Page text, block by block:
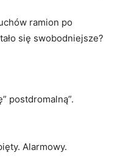
ramion po
się swobodniejsze?
postdromalną”.
Alarmowy.